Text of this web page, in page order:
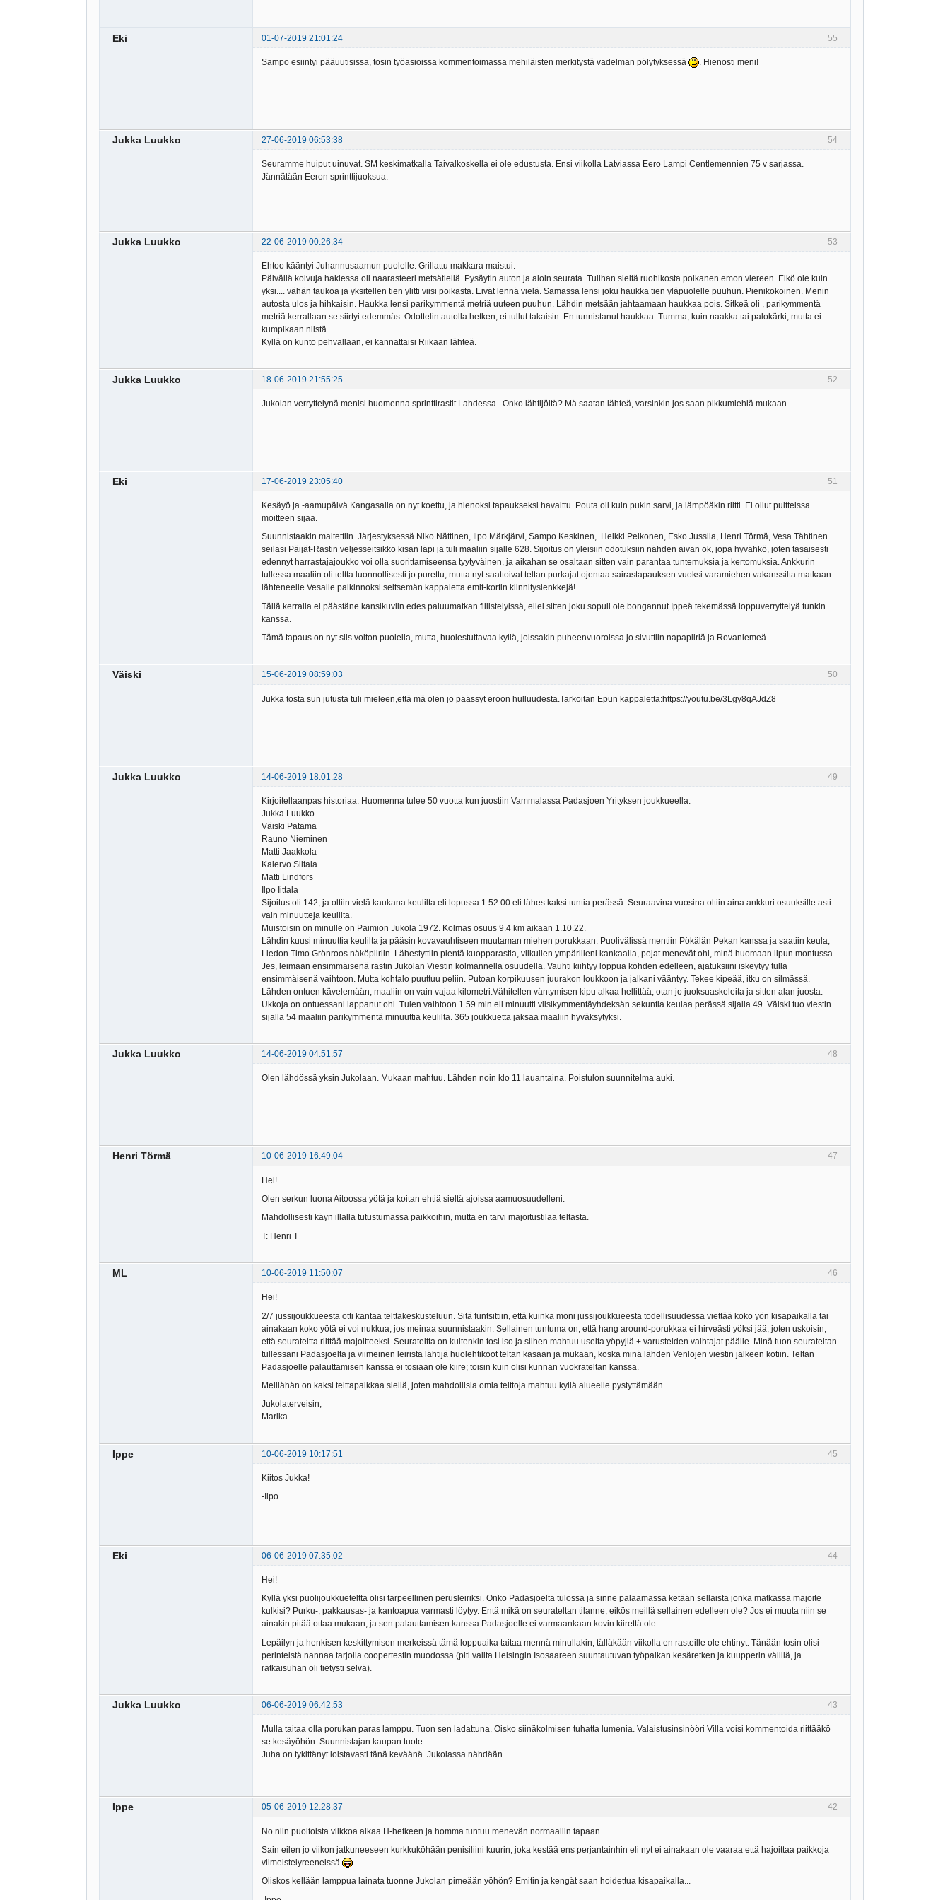
55
Eki 01-07-2019 21:01:24
Sampo esiintyi pääuutisissa, tosin työasioissa kommentoimassa mehiläisten merkitystä vadelman pölytyksessä . Hienosti meni!
54
Jukka Luukko 27-06-2019 06:53:38
Seuramme huiput uinuvat. SM keskimatkalla Taivalkoskella ei ole edustusta. Ensi viikolla Latviassa Eero Lampi Centlemennien 75 v sarjassa.
Jännätään Eeron sprinttijuoksua.
53
Jukka Luukko 22-06-2019 00:26:34
Ehtoo kääntyi Juhannusaamun puolelle. Grillattu makkara maistui.
Päivällä koivuja hakiessa oli naarasteeri metsätiellä. Pysäytin auton ja aloin seurata. Tulihan sieltä ruohikosta poikanen emon viereen. Eikö ole kuin
yksi.... vähän taukoa ja yksitellen tien ylitti viisi poikasta. Eivät lennä vielä. Samassa lensi joku haukka tien yläpuolelle puuhun. Pienikokoinen. Menin
autosta ulos ja hihkaisin. Haukka lensi parikymmentä metriä uuteen puuhun. Lähdin metsään jahtaamaan haukkaa pois. Sitkeä oli , parikymmentä
metriä kerrallaan se siirtyi edemmäs. Odottelin autolla hetken, ei tullut takaisin. En tunnistanut haukkaa. Tumma, kuin naakka tai palokärki, mutta ei
kumpikaan niistä.
Kyllä on kunto pehvallaan, ei kannattaisi Riikaan lähteä.
52
Jukka Luukko 18-06-2019 21:55:25
Jukolan verryttelynä menisi huomenna sprinttirastit Lahdessa. Onko lähtijöitä? Mä saatan lähteä, varsinkin jos saan pikkumiehiä mukaan.
51
Eki 17-06-2019 23:05:40
Kesäyö ja -aamupäivä Kangasalla on nyt koettu, ja hienoksi tapaukseksi havaittu. Pouta oli kuin pukin sarvi, ja lämpöäkin riitti. Ei ollut puitteissa
moitteen sijaa.
Suunnistaakin maltettiin. Järjestyksessä Niko Nättinen, Ilpo Märkjärvi, Sampo Keskinen, Heikki Pelkonen, Esko Jussila, Henri Törmä, Vesa Tähtinen
seilasi Päijät-Rastin veljesseitsikko kisan läpi ja tuli maaliin sijalle 628. Sijoitus on yleisiin odotuksiin nähden aivan ok, jopa hyvähkö, joten tasaisesti
edennyt harrastajajoukko voi olla suorittamiseensa tyytyväinen, ja aikahan se osaltaan sitten vain parantaa tuntemuksia ja kertomuksia. Ankkurin
tullessa maaliin oli teltta luonnollisesti jo purettu, mutta nyt saattoivat teltan purkajat ojentaa sairastapauksen vuoksi varamiehen vakanssilta matkaan
lähteneelle Vesalle palkinnoksi seitsemän kappaletta emit-kortin kiinnityslenkkejä!
Tällä kerralla ei päästäne kansikuviin edes paluumatkan fiilistelyissä, ellei sitten joku sopuli ole bongannut Ippeä tekemässä loppuverryttelyä tunkin
kanssa.
Tämä tapaus on nyt siis voiton puolella, mutta, huolestuttavaa kyllä, joissakin puheenvuoroissa jo sivuttiin napapiiriä ja Rovaniemeä ...
50
Väiski 15-06-2019 08:59:03
Jukka tosta sun jutusta tuli mieleen,että mä olen jo päässyt eroon hulluudesta.Tarkoitan Epun kappaletta:https://youtu.be/3Lgy8qAJdZ8
49
Jukka Luukko 14-06-2019 18:01:28
Kirjoitellaanpas historiaa. Huomenna tulee 50 vuotta kun juostiin Vammalassa Padasjoen Yrityksen joukkueella.
Jukka Luukko
Väiski Patama
Rauno Nieminen
Matti Jaakkola
Kalervo Siltala
Matti Lindfors
Ilpo Iittala
Sijoitus oli 142, ja oltiin vielä kaukana keulilta eli lopussa 1.52.00 eli lähes kaksi tuntia perässä. Seuraavina vuosina oltiin aina ankkuri osuuksille asti
vain minuutteja keulilta.
Muistoisin on minulle on Paimion Jukola 1972. Kolmas osuus 9.4 km aikaan 1.10.22.
Lähdin kuusi minuuttia keulilta ja pääsin kovavauhtiseen muutaman miehen porukkaan. Puolivälissä mentiin Pökälän Pekan kanssa ja saatiin keula,
Liedon Timo Grönroos näköpiiriin. Lähestyttiin pientä kuopparastia, vilkuilen ympärilleni kankaalla, pojat menevät ohi, minä huomaan lipun montussa.
Jes, leimaan ensimmäisenä rastin Jukolan Viestin kolmannella osuudella. Vauhti kiihtyy loppua kohden edelleen, ajatuksiini iskeytyy tulla
ensimmäisenä vaihtoon. Mutta kohtalo puuttuu peliin. Putoan korpikuusen juurakon loukkoon ja jalkani vääntyy. Tekee kipeää, itku on silmässä.
Lähden ontuen kävelemään, maaliin on vain vajaa kilometri.Vähitellen väntymisen kipu alkaa hellittää, otan jo juoksuaskeleita ja sitten alan juosta.
Ukkoja on ontuessani lappanut ohi. Tulen vaihtoon 1.59 min eli minuutti viisikymmentäyhdeksän sekuntia keulaa perässä sijalla 49. Väiski tuo viestin
sijalla 54 maaliin parikymmentä minuuttia keulilta. 365 joukkuetta jaksaa maaliin hyväksytyksi.
48
Jukka Luukko 14-06-2019 04:51:57
Olen lähdössä yksin Jukolaan. Mukaan mahtuu. Lähden noin klo 11 lauantaina. Poistulon suunnitelma auki.
47
Henri Törmä 10-06-2019 16:49:04
Hei!
Olen serkun luona Aitoossa yötä ja koitan ehtiä sieltä ajoissa aamuosuudelleni.
Mahdollisesti käyn illalla tutustumassa paikkoihin, mutta en tarvi majoitustilaa teltasta.
T: Henri T
46
ML 10-06-2019 11:50:07
Hei!
2/7 jussijoukkueesta otti kantaa telttakeskusteluun. Sitä funtsittiin, että kuinka moni jussijoukkueesta todellisuudessa viettää koko yön kisapaikalla tai
ainakaan koko yötä ei voi nukkua, jos meinaa suunnistaakin. Sellainen tuntuma on, että hang around-porukkaa ei hirveästi yöksi jää, joten uskoisin,
että seurateltta riittää majoitteeksi. Seurateltta on kuitenkin tosi iso ja siihen mahtuu useita yöpyjiä + varusteiden vaihtajat päälle. Minä tuon seurateltan
tullessani Padasjoelta ja viimeinen leiristä lähtijä huolehtikoot teltan kasaan ja mukaan, koska minä lähden Venlojen viestin jälkeen kotiin. Teltan
Padasjoelle palauttamisen kanssa ei tosiaan ole kiire; toisin kuin olisi kunnan vuokrateltan kanssa.
Meillähän on kaksi telttapaikkaa siellä, joten mahdollisia omia telttoja mahtuu kyllä alueelle pystyttämään.
Jukolaterveisin,
Marika
45
Ippe 10-06-2019 10:17:51
Kiitos Jukka!
-Ilpo
44
Eki 06-06-2019 07:35:02
Hei!
Kyllä yksi puolijoukkueteltta olisi tarpeellinen perusleiriksi. Onko Padasjoelta tulossa ja sinne palaamassa ketään sellaista jonka matkassa majoite
kulkisi? Purku-, pakkausas- ja kantoapua varmasti löytyy. Entä mikä on seurateltan tilanne, eikös meillä sellainen edelleen ole? Jos ei muuta niin se
ainakin pitää ottaa mukaan, ja sen palauttamisen kanssa Padasjoelle ei varmaankaan kovin kiirettä ole.
Lepäilyn ja henkisen keskittymisen merkeissä tämä loppuaika taitaa mennä minullakin, tälläkään viikolla en rasteille ole ehtinyt. Tänään tosin olisi
perinteistä nannaa tarjolla coopertestin muodossa (piti valita Helsingin Isosaareen suuntautuvan työpaikan kesäretken ja kuupperin välillä, ja
ratkaisuhan oli tietysti selvä).
43
Jukka Luukko 06-06-2019 06:42:53
Mulla taitaa olla porukan paras lamppu. Tuon sen ladattuna. Oisko siinäkolmisen tuhatta lumenia. Valaistusinsinööri Villa voisi kommentoida riittääkö
se kesäyöhön. Suunnistajan kaupan tuote.
Juha on tykittänyt loistavasti tänä keväänä. Jukolassa nähdään.
42
Ippe 05-06-2019 12:28:37
No niin puoltoista viikkoa aikaa H-hetkeen ja homma tuntuu menevän normaaliin tapaan.
Sain eilen jo viikon jatkuneeseen kurkkuköhään penisiliini kuurin, joka kestää ens perjantainhin eli nyt ei ainakaan ole vaaraa että hajoittaa paikkoja
viimeistelyreeneissä
Oliskos kellään lamppua lainata tuonne Jukolan pimeään yöhön? Emitin ja kengät saan hoidettua kisapaikalla...